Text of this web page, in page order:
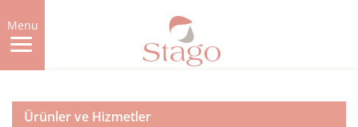
to
main
content
Menu
Ürünler ve Hizmetler